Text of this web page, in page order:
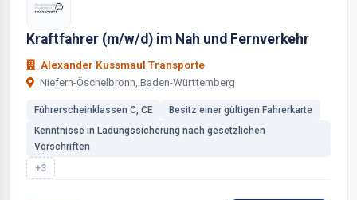
Kraftfahrer (m/w/d) im Nah und Fernverkehr
Alexander Kussmaul Transporte
Niefern-Öschelbronn, Baden-Württemberg
Führerscheinklassen C, CE
Besitz einer gültigen Fahrerkarte
Kenntnisse in Ladungssicherung nach gesetzlichen
Vorschriften
+3